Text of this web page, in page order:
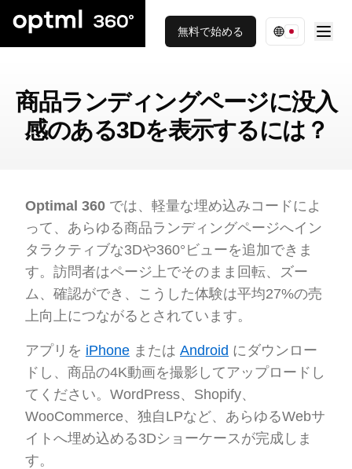
無料で始める
商品ランディングページに没入
感のある3Dを表示するには？
Optimal 360 では、軽量な埋め込みコードによ
って、あらゆる商品ランディングページへイン
タラクティブな3Dや360°ビューを追加できま
す。訪問者はページ上でそのまま回転、ズー
ム、確認ができ、こうした体験は平均27%の売
上向上につながるとされています。
アプリを iPhone または Android にダウンロー
ドし、商品の4K動画を撮影してアップロードし
てください。WordPress、Shopify、
WooCommerce、独自LPなど、あらゆるWebサ
イトへ埋め込める3Dショーケースが完成しま
す。